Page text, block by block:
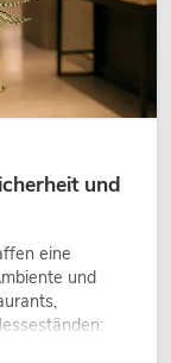
und
eine
und
zum